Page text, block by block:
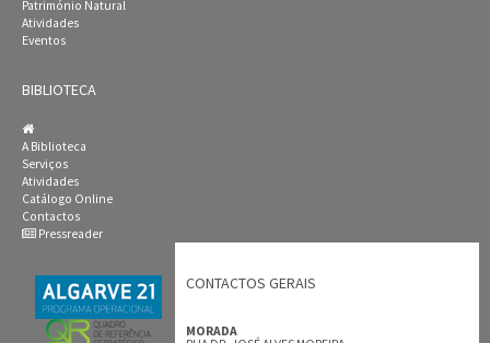
Património Natural
Atividades
Eventos
BIBLIOTECA
A Biblioteca
Serviços
Atividades
Catálogo Online
Contactos
Pressreader
CONTACTOS GERAIS
MORADA